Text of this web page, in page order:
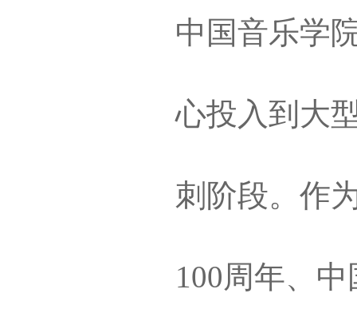
中国音乐学
心投入到大
刺阶段。作
100周年、